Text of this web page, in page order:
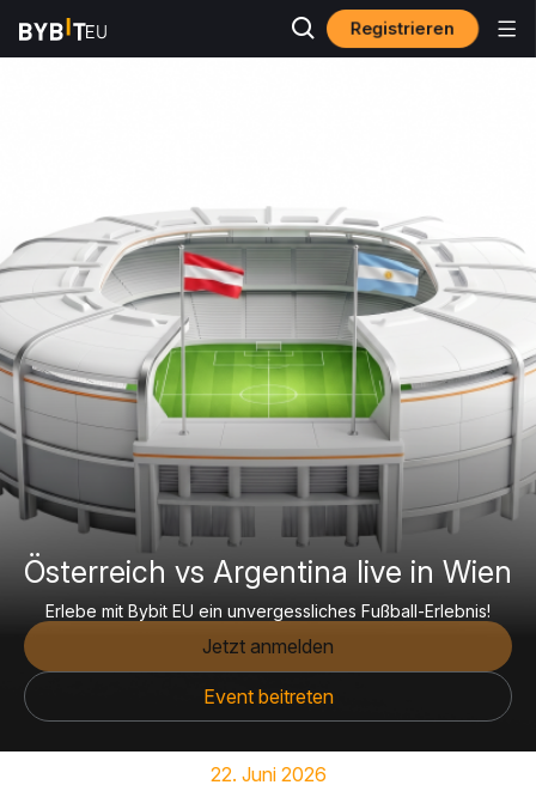
Registrieren
Österreich vs Argentina live in Wien
Erlebe mit Bybit EU ein unvergessliches Fußball-Erlebnis!
Jetzt anmelden
Event beitreten
22. Juni 2026